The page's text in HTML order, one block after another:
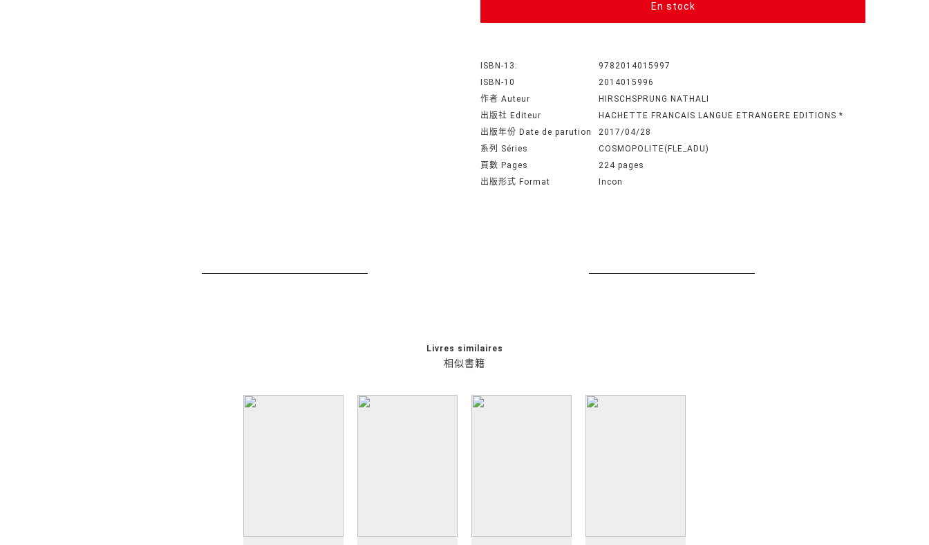
En stock
ISBN-13:
9782014015997
ISBN-10
2014015996
作者 Auteur
HIRSCHSPRUNG NATHALI
出版社 Editeur
HACHETTE FRANCAIS LANGUE ETRANGERE EDITIONS *
出版年份 Date de parution
2017/04/28
系列 Séries
COSMOPOLITE(FLE_ADU)
頁數 Pages
224 pages
出版形式 Format
Incon
相似書籍
Livres similaires